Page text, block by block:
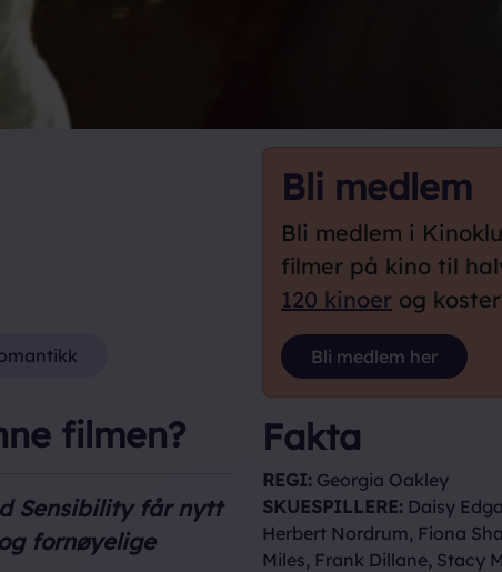
filmen?
Sensibility får nytt
fornøyelige
Bli medlem
Bli medlem i
filmer på kino til
120 kinoer og
Bli medlem her
Loading...
Fakta
REGI: Georgia Oakley
SKUESPILLERE: Daisy
Herbert Nordrum, Fiona
Miles, Frank Dillane, Stacy